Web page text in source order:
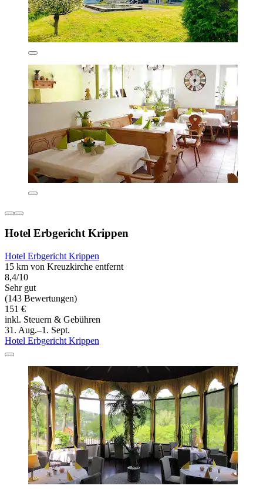
Hotel Erbgericht Krippen
Hotel Erbgericht Krippen
15 km von Kreuzkirche entfernt
8,4/10
Sehr gut
(143 Bewertungen)
151 €
inkl. Steuern & Gebühren
31. Aug.–1. Sept.
Hotel Erbgericht Krippen